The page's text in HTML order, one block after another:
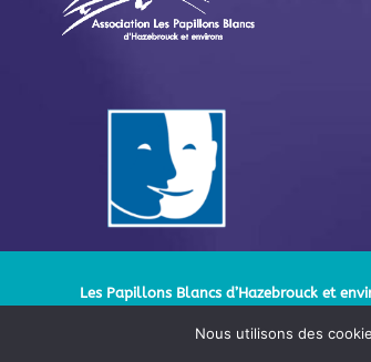
Les Papillons Blancs d’Hazebrouck et
Nous utilisons des